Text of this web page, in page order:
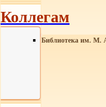
Библиотека им. М.
Коллегам